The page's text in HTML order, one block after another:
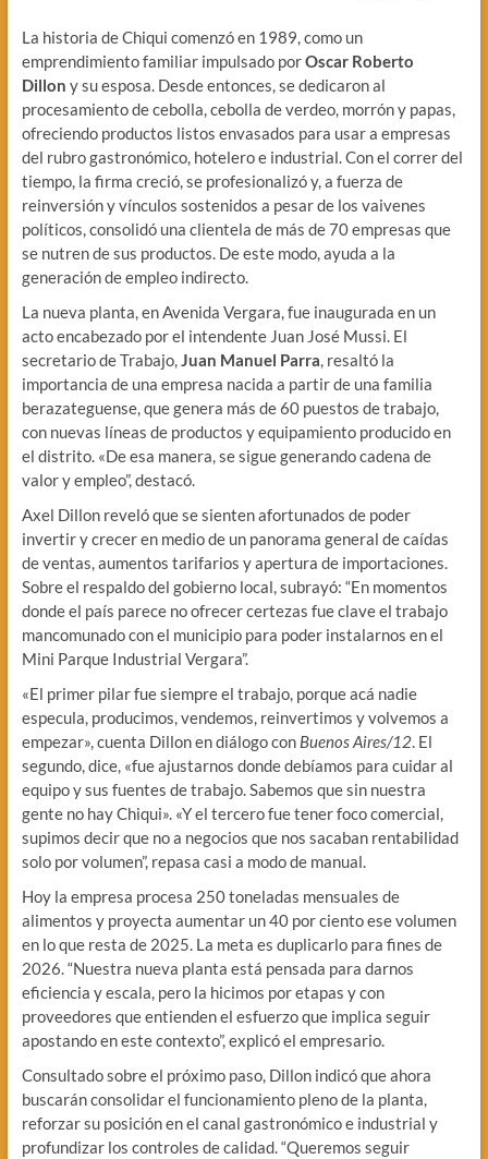
La historia de Chiqui comenzó en 1989, como un
emprendimiento familiar impulsado porOscar Roberto
Dillon y su esposa. Desde entonces, se dedicaron al
procesamiento de cebolla, cebolla de verdeo, morrón y papas,
ofreciendo productos listos envasados para usar a empresas
del rubro gastronómico, hotelero e industrial. Con el correr del
tiempo, la firma creció, se profesionalizó y, a fuerza de
reinversión y vínculos sostenidos a pesar de los vaivenes
políticos, consolidó una clientela de más de 70 empresas que
se nutren de sus productos. De este modo, ayuda a la
generación de empleo indirecto.
La nueva planta, en Avenida Vergara, fue inaugurada en un
acto encabezado por el intendente Juan José Mussi. El
secretario de Trabajo,Juan Manuel Parra, resaltó la
importancia de una empresa nacida a partir de una familia
berazateguense, que genera más de 60 puestos de trabajo,
con nuevas líneas de productos y equipamiento producido en
el distrito. «De esa manera, se sigue generando cadena de
valor y empleo”, destacó.
Axel Dillon reveló que se sienten afortunados de poder
invertir y crecer en medio de un panorama general de caídas
de ventas, aumentos tarifarios y apertura de importaciones.
Sobre el respaldo del gobierno local, subrayó: “En momentos
donde el país parece no ofrecer certezas fue clave el trabajo
mancomunado con el municipio para poder instalarnos en el
Mini Parque Industrial Vergara”.
«El primer pilar fue siempre el trabajo, porque acá nadie
especula, producimos, vendemos, reinvertimos y volvemos a
empezar», cuenta Dillon en diálogo con Buenos Aires/12. El
segundo, dice, «fue ajustarnos donde debíamos para cuidar al
equipo y sus fuentes de trabajo. Sabemos que sin nuestra
gente no hay Chiqui». «Y el tercero fue tener foco comercial,
supimos decir que no a negocios que nos sacaban rentabilidad
solo por volumen”, repasa casi a modo de manual.
Hoy la empresa procesa 250 toneladas mensuales de
alimentos y proyecta aumentar un 40 por ciento ese volumen
en lo que resta de 2025. La meta es duplicarlo para fines de
2026. “Nuestra nueva planta está pensada para darnos
eficiencia y escala, pero la hicimos por etapas y con
proveedores que entienden el esfuerzo que implica seguir
apostando en este contexto”, explicó el empresario.
Consultado sobre el próximo paso, Dillon indicó que ahora
buscarán consolidar el funcionamiento pleno de la planta,
reforzar su posición en el canal gastronómico e industrial y
profundizar los controles de calidad. “Queremos seguir